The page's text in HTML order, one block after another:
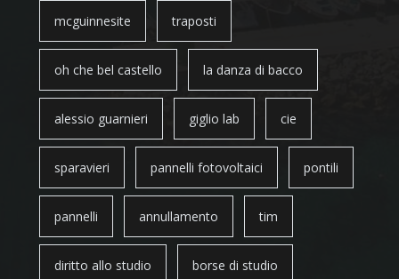
mcguinnesite traposti
oh che bel castello la danza di bacco
alessio guarnieri giglio lab cie
sparavieri pannelli fotovoltaici pontili
pannelli annullamento tim
diritto allo studio borse di studio